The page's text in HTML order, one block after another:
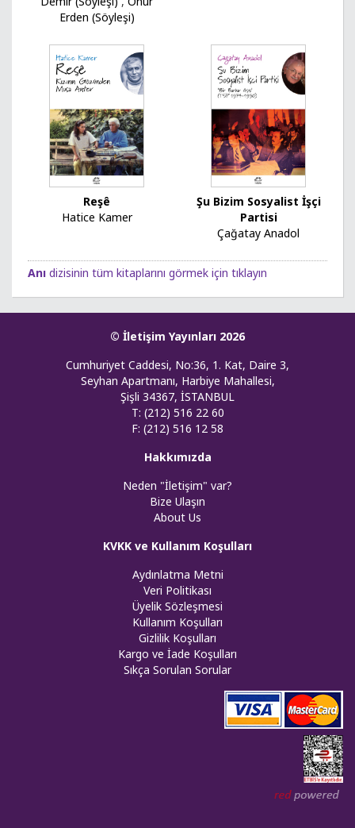
Erden (Söyleşi)
Reşê
Hatice Kamer
Şu Bizim Sosyalist İşçi
Partisi
Çağatay Anadol
Anı dizisinin tüm kitaplarını görmek için tıklayın
© İletişim Yayınları 2026
Cumhuriyet Caddesi, No:36, 1. Kat, Daire 3,
Seyhan Apartmanı, Harbiye Mahallesi,
Şişli 34367, İSTANBUL
T: (212) 516 22 60
F: (212) 516 12 58
Hakkımızda
Neden "İletişim" var?
Bize Ulaşın
About Us
KVKK ve Kullanım Koşulları
Aydınlatma Metni
Veri Politikası
Üyelik Sözleşmesi
Kullanım Koşulları
Gizlilik Koşulları
Kargo ve İade Koşulları
Sıkça Sorulan Sorular
Web